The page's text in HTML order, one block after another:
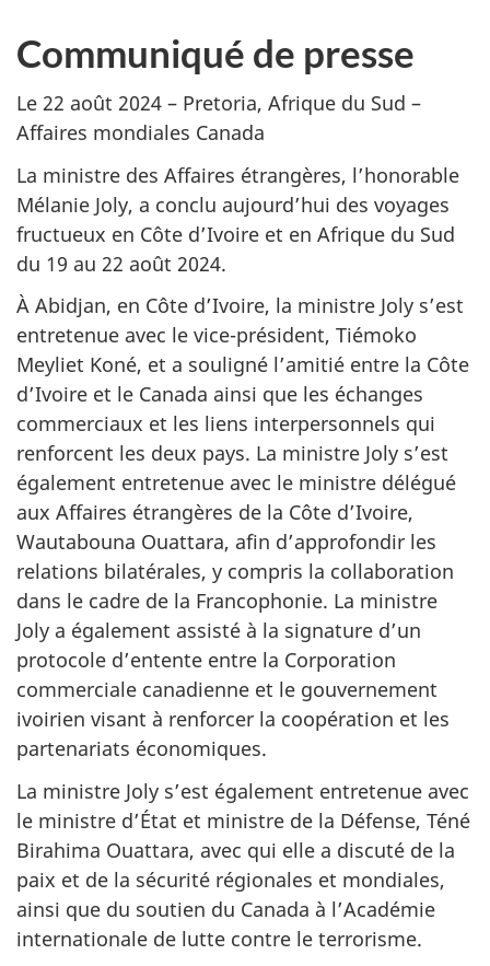
Communiqué de presse
Le 22 août 2024 – Pretoria, Afrique du Sud –
Affaires mondiales Canada
La ministre des Affaires étrangères, l’honorable
Mélanie Joly, a conclu aujourd’hui des voyages
fructueux en Côte d’Ivoire et en Afrique du Sud
du 19 au 22 août 2024.
À Abidjan, en Côte d’Ivoire, la ministre Joly s’est
entretenue avec le vice-président, Tiémoko
Meyliet Koné, et a souligné l’amitié entre la Côte
d’Ivoire et le Canada ainsi que les échanges
commerciaux et les liens interpersonnels qui
renforcent les deux pays. La ministre Joly s’est
également entretenue avec le ministre délégué
aux Affaires étrangères de la Côte d’Ivoire,
Wautabouna Ouattara, afin d’approfondir les
relations bilatérales, y compris la collaboration
dans le cadre de la Francophonie. La ministre
Joly a également assisté à la signature d’un
protocole d’entente entre la Corporation
commerciale canadienne et le gouvernement
ivoirien visant à renforcer la coopération et les
partenariats économiques.
La ministre Joly s’est également entretenue avec
le ministre d’État et ministre de la Défense, Téné
Birahima Ouattara, avec qui elle a discuté de la
paix et de la sécurité régionales et mondiales,
ainsi que du soutien du Canada à l’Académie
internationale de lutte contre le terrorisme.